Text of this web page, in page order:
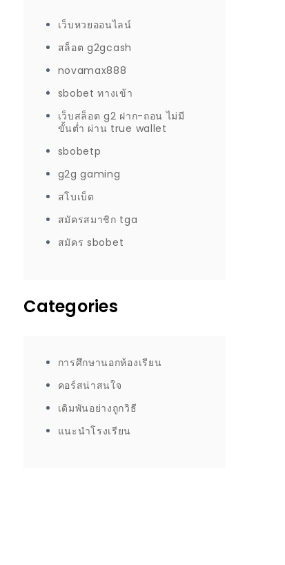
เว็บหวยออนไลน์
สล็อต g2gcash
novamax888
sbobet ทางเข้า
เว็บสล็อต g2 ฝาก-ถอน ไม่มี
ขั้นต่ำ ผ่าน true wallet
sbobetp
g2g gaming
สโบเบ็ต
สมัครสมาชิก tga
สมัคร sbobet
Categories
การศึกษานอกห้องเรียน
คอร์สน่าสนใจ
เดิมพันอย่างถูกวิธี
แนะนำโรงเรียน